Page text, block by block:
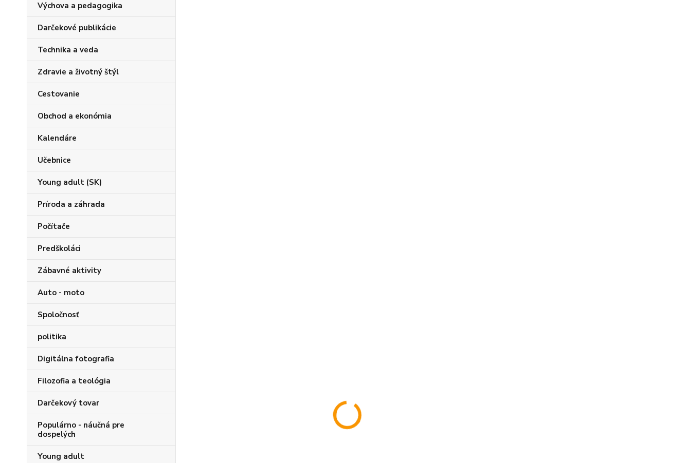
Výchova a pedagogika
Darčekové publikácie
Technika a veda
Zdravie a životný štýl
Cestovanie
Obchod a ekonómia
Kalendáre
Učebnice
Young adult (SK)
Príroda a záhrada
Počítače
Predškoláci
Zábavné aktivity
Auto - moto
Spoločnosť
politika
Digitálna fotografia
Filozofia a teológia
Darčekový tovar
Populárno - náučná pre
dospelých
Young adult